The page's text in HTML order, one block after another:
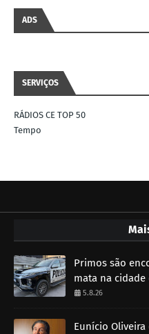
ADS
SERVIÇOS
RÁDIOS CE TOP 50
Tempo
Primos são
mata na cidade
5.8.26
Eunício